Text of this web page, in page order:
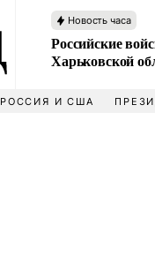
Новость часа
Российские
Харьковской
РОССИЯ И США